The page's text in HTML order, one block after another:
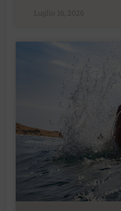
Luglio 16, 2026